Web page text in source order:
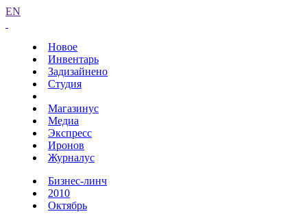
EN
Новое
Инвентарь
Задизайнено
Студия
Магазинус
Медиа
Экспресс
Иронов
Журналус
Бизнес-линч
2010
Октябрь